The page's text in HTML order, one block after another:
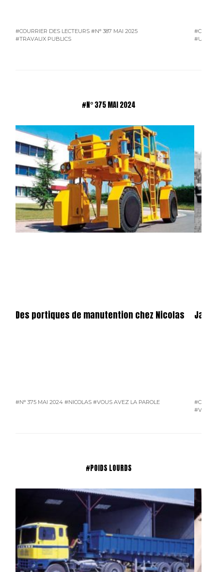
#COURRIER DES LECTEURS #N° 387 MAI 2025
#TRAVAUX PUBLICS
#N° 375 MAI 2024
Des portiques de manutention chez Nicolas
#N° 375 MAI 2024 #NICOLAS #VOUS AVEZ LA PAROLE
#VOUS
#POIDS LOURDS